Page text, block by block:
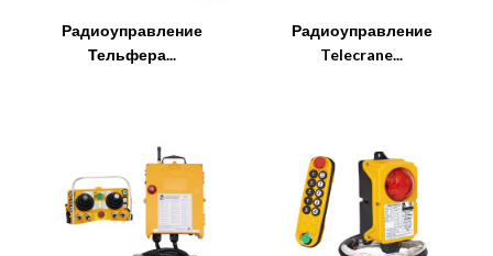
Радиоуправление
Тельфера...
Радиоуправление
Telecrane...